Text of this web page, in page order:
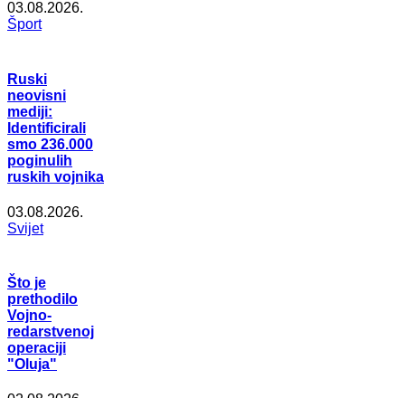
03.08.2026.
Šport
Ruski
neovisni
mediji:
Identificirali
smo 236.000
poginulih
ruskih vojnika
03.08.2026.
Svijet
Što je
prethodilo
Vojno-
redarstvenoj
operaciji
"Oluja"